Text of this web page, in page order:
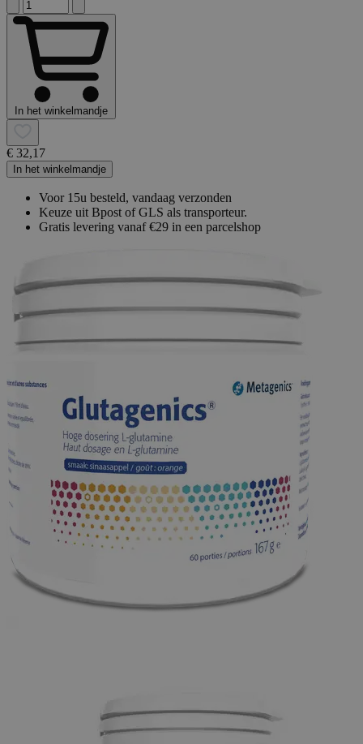
In het winkelmandje
€ 32,17
In het winkelmandje
Voor 15u besteld, vandaag verzonden
Keuze uit Bpost of GLS als transporteur.
Gratis levering vanaf €29 in een parcelshop